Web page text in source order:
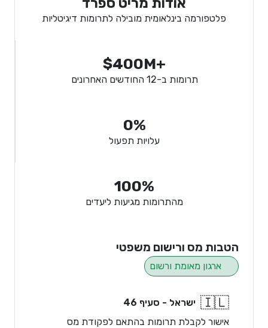
פלטפורמה בינלאומית מובילה לתרומות דיגיטליות
$400M+
תרומות ב-12 החודשים האחרונים
0%
עלויות תפעול
100%
מהתרומות מגיעות ליעדים
הטבות מס ורישום משפטי
ארגון מאומת ורשום
🇮🇱 ישראל - סעיף 46
אישור לקבלת תרומות בהתאם לפקודת מס